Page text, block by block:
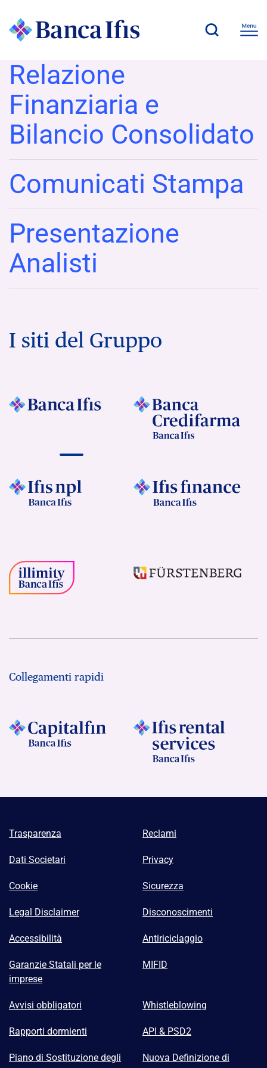
Relazione
Finanziaria e
Bilancio Consolidato
Comunicati Stampa
Presentazione
Analisti
I siti del Gruppo
Collegamenti rapidi
Trasparenza Reclami
Dati Societari Privacy
Cookie Sicurezza
Legal Disclaimer Disconoscimenti
Accessibilità Antiriciclaggio
Garanzie Statali per le
imprese
MIFID
Avvisi obbligatori Whistleblowing
Rapporti dormienti API & PSD2
Piano di Sostituzione degli
Nuova Definizione di